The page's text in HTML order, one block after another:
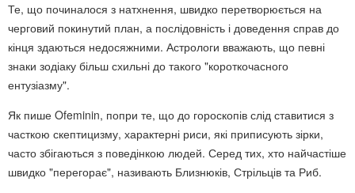
Те, що починалося з натхнення, швидко перетворюється на
черговий покинутий план, а послідовність і доведення справ до
кінця здаються недосяжними. Астрологи вважають, що певні
знаки зодіаку більш схильні до такого "короткочасного
ентузіазму".
Як пише Ofeminin, попри те, що до гороскопів слід ставитися з
часткою скептицизму, характерні риси, які приписують зірки,
часто збігаються з поведінкою людей. Серед тих, хто найчастіше
швидко "перегорає", називають Близнюків, Стрільців та Риб.